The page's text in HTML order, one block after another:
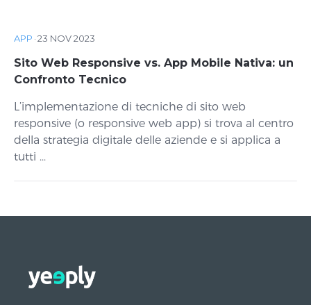
APP ·23 NOV 2023
Sito Web Responsive vs. App Mobile Nativa: un
Confronto Tecnico
L’implementazione di tecniche di sito web
responsive (o responsive web app) si trova al centro
della strategia digitale delle aziende e si applica a
tutti ...